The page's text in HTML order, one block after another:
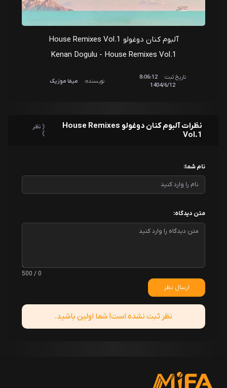
آلبوم کنان دوغولو House Remixes Vol.1
Kenan Dogulu - House Remixes Vol.1
تاریخ ثبت:
8:06:12
1404/6/12
نویسنده: میفا موزیک
نظرات آلبوم کنان دوغولو House Remixes
Vol.1
( نظر
)
نام شما:
متن دیدگاه:
0 / 500
ارسال نظر
نظر ثبت نشده است! شما اولین باشید.